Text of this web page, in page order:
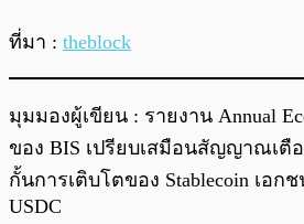
ที่มา : theblock
มุมมองผู้เขียน : รายงาน Annual
ของ BIS เปรียบเสมือนสัญญาณเตื
กั้นการเติบโตของ Stablecoin เอก
USDC